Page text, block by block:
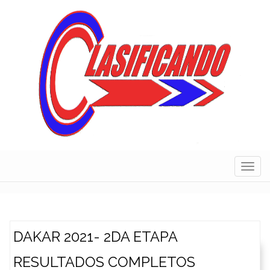
DAKAR 2021- 2DA ETAPA
RESULTADOS COMPLETOS